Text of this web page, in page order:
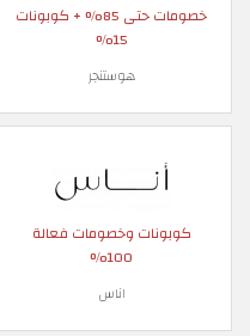
خصومات حتى 85% + كوبونات
15%
هوستنجر
كوبونات وخصومات فعالة
100%
اناس